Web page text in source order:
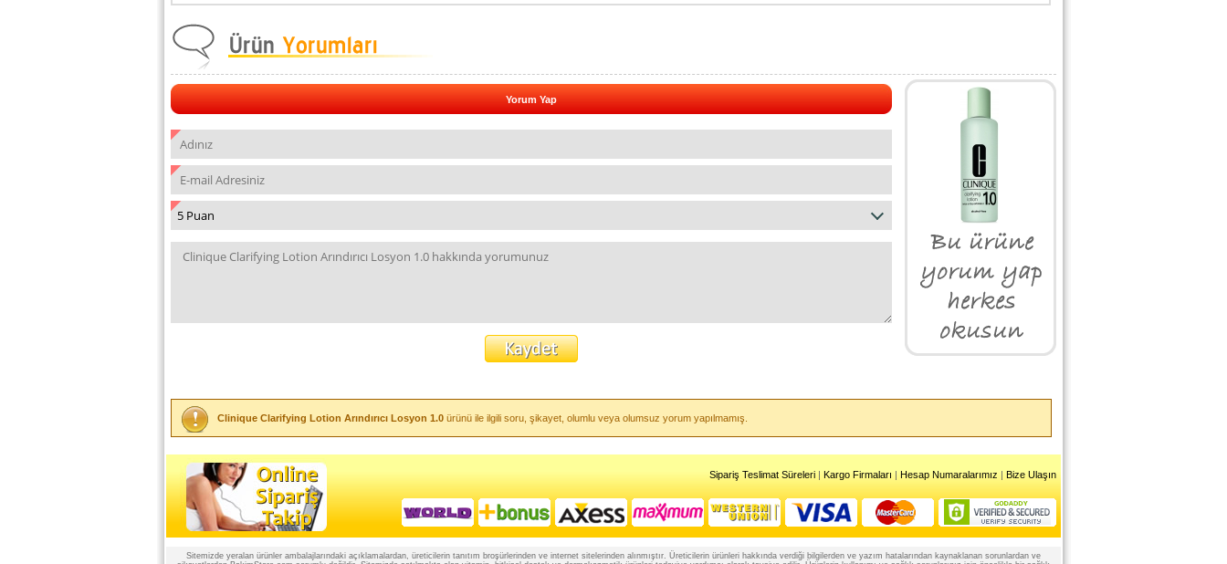
Yorum Yap
Clinique Clarifying Lotion Arındırıcı Losyon 1.0 ürünü ile ilgili soru, şikayet, olumlu veya olumsuz yorum yapılmamış.
Sipariş Teslimat Süreleri | Kargo Firmaları | Hesap Numaralarımız | Bize Ulaşın
Sitemizde yeralan ürünler ambalajlarındaki açıklamalardan, üreticilerin tanıtım broşürlerinden ve internet sitelerinden alınmıştır. Üreticilerin ürünleri hakkında verdiği bilgilerden ve yazım hatalarından kaynaklanan sorunlardan ve